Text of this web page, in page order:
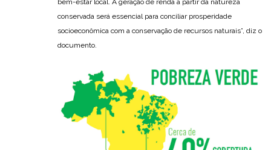
bem-estar local. A geração de renda a partir da natureza
conservada será essencial para conciliar prosperidade
socioeconômica com a conservação de recursos naturais”, diz o
documento.